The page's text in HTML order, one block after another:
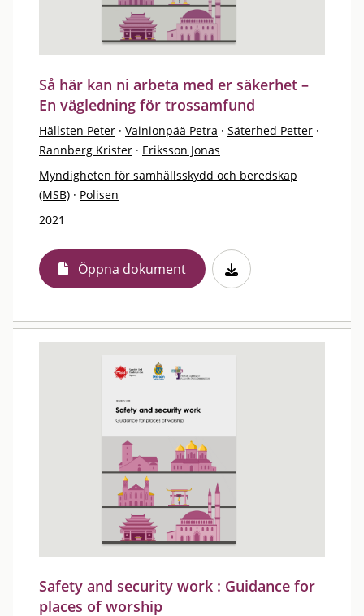
Så här kan ni arbeta med er säkerhet –
En vägledning för trossamfund
Hällsten Peter · Vainionpää Petra · Säterhed Petter ·
Rannberg Krister · Eriksson Jonas
Myndigheten för samhällsskydd och beredskap
(MSB) · Polisen
2021
Öppna dokument
Safety and security work : Guidance for
places of worship